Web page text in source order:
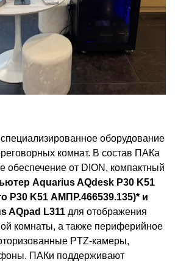
оборудование
комнат. В состав ПАКа
обеспечение от DION, компактный
Aquarius AQdesk P30 K51
P30 K51 АМПР.466539.135)* и
AQpad L311 для отображения
комнаты, а также периферийное
PTZ-камеры,
ПАКи поддерживают